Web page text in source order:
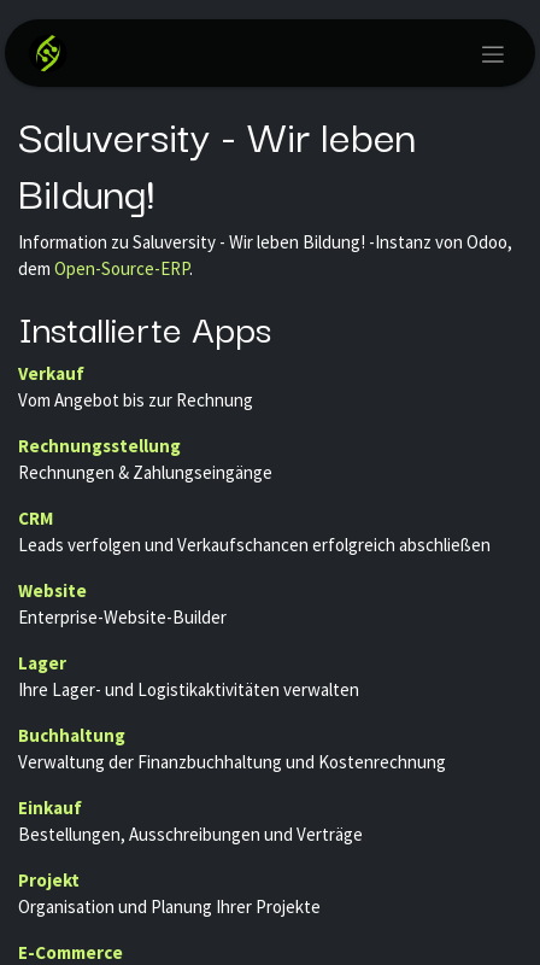
Saluversity - Wir leben
Bildung!
Information zu Saluversity - Wir leben Bildung! -Instanz von Odoo,
dem Open-Source-ERP.
Installierte Apps
Verkauf
Vom Angebot bis zur Rechnung
Rechnungsstellung
Rechnungen & Zahlungseingänge
CRM
Leads verfolgen und Verkaufschancen erfolgreich abschließen
Website
Enterprise-Website-Builder
Lager
Ihre Lager- und Logistikaktivitäten verwalten
Buchhaltung
Verwaltung der Finanzbuchhaltung und Kostenrechnung
Einkauf
Bestellungen, Ausschreibungen und Verträge
Projekt
Organisation und Planung Ihrer Projekte
E-Commerce